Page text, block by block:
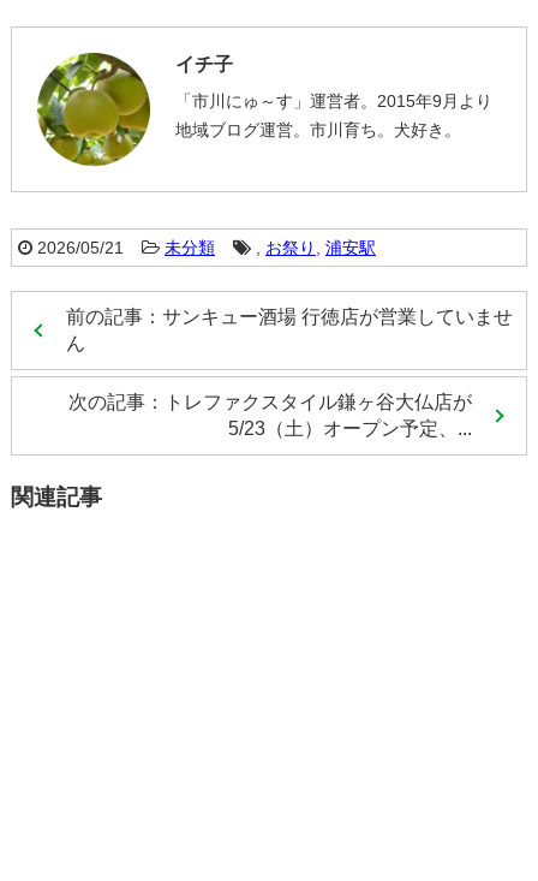
イチ子
「市川にゅ～す」運営者。2015年9月より
地域ブログ運営。市川育ち。犬好き。
2026/05/21 未分類 , お祭り 浦安駅
前の記事：サンキュー酒場 行徳店が営業していませ
ん
次の記事：トレファクスタイル鎌ヶ谷大仏店が
5/23（土）オープン予定、...
関連記事